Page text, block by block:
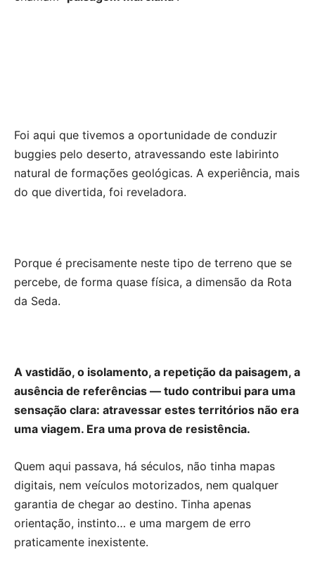
Foi aqui que tivemos a oportunidade de conduzir
buggies pelo deserto, atravessando este labirinto
natural de formações geológicas. A experiência, mais
do que divertida, foi reveladora.
Porque é precisamente neste tipo de terreno que se
percebe, de forma quase física, a dimensão da Rota
da Seda.
A vastidão, o isolamento, a repetição da paisagem, a
ausência de referências — tudo contribui para uma
sensação clara: atravessar estes territórios não era
uma viagem. Era uma prova de resistência.
Quem aqui passava, há séculos, não tinha mapas
digitais, nem veículos motorizados, nem qualquer
garantia de chegar ao destino. Tinha apenas
orientação, instinto… e uma margem de erro
praticamente inexistente.